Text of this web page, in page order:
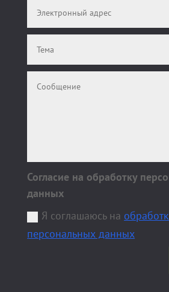
Согласие на обработку
данных
Я соглашаюсь на
персональных данных